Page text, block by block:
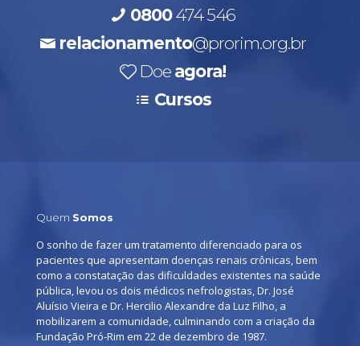
0800474 546
relacionamento@prorim.org.br
Doe agora!
Cursos
Quem Somos
O sonho de fazer um tratamento diferenciado para os
pacientes que apresentam doenças renais crônicas, bem
como a constatação das dificuldades existentes na saúde
pública, levou os dois médicos nefrologistas, Dr. José
Aluísio Vieira e Dr. Hercilio Alexandre da Luz Filho, a
mobilizarem a comunidade, culminando com a criação da
Fundação Pró-Rim em 22 de dezembro de 1987.